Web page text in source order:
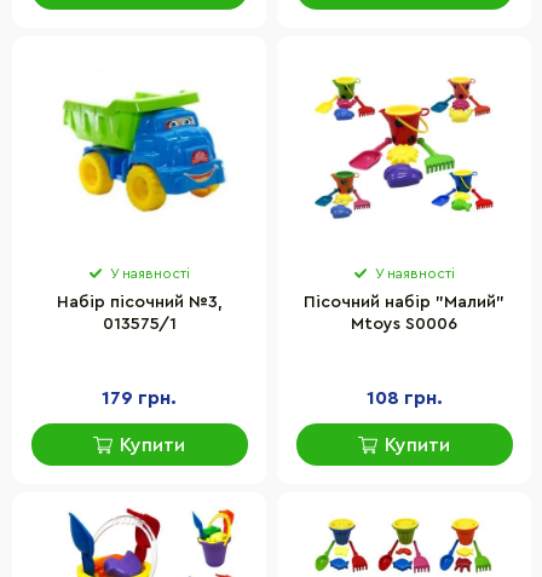
У наявності
Набір пісочний №3,
013575/1
179 грн.
Купити
У наявності
Пісочний набір "Малий"
Mtoys S0006
108 грн.
Купити